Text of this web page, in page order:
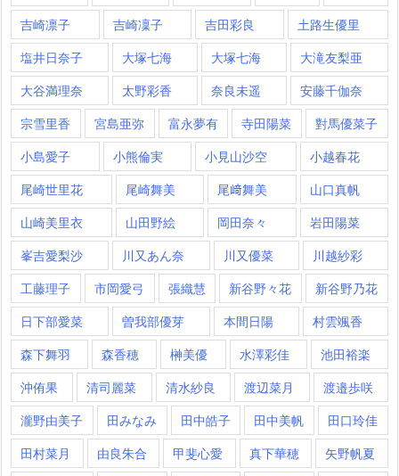
吉崎凛子 吉崎凜子 吉田彩良 土路生優里
塩井日奈子 大塚七海 大塚七海​ 大滝友梨亜
大谷満理奈 太野彩香 奈良未遥 安藤千伽奈
宗雪里香 宮島亜弥 富永夢有 寺田陽菜 對馬優菜子
小島愛子 小熊倫実 小見山沙空 小越春花
尾崎世里花 尾崎舞美 尾﨑舞美 山口真帆
山崎美里衣 山田野絵 岡田奈々 岩田陽菜
峯吉愛梨沙 川又あん奈 川又優菜 川越紗彩
工藤理子 市岡愛弓 張織慧 新谷野々花 新谷野乃花
日下部愛菜 曽我部優芽 本間日陽 村雲颯香
森下舞羽 森香穂 榊美優 水澤彩佳 池田裕楽
沖侑果 清司麗菜 清水紗良 渡辺菜月 渡邉歩咲
瀧野由美子 田みなみ 田中皓子 田中美帆 田口玲佳
田村菜月 由良朱合 甲斐心愛 真下華穂 矢野帆夏